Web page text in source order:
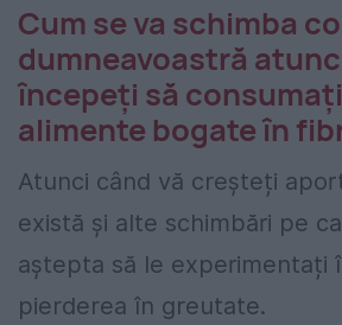
Cum se va schimba
dumneavoastră
începeți să
alimente bogate în
Atunci când vă creșteți
există și alte schimbări pe
aștepta să le experimentați
pierderea în greutate.